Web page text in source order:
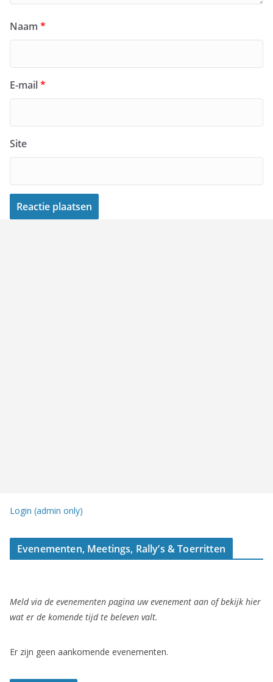
Naam *
E-mail*
Site
Login (admin only)
Evenementen, Meetings, Rally’s & Toerritten
Meld via de evenementen pagina uw evenement aan of bekijk hier
wat er de komende tijd te beleven valt.
Er zijn geen aankomende evenementen.